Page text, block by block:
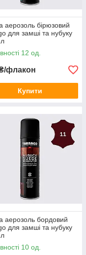
аерозоль бірюзовий
для замші та нубуку
12 од.
флакон
Купити
аерозоль бордовий
для замші та нубуку
10 од.